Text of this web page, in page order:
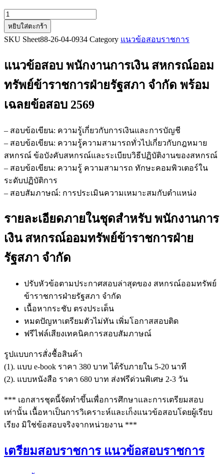
จำนวน
แนว
ข้อสอบ
การ
เงิน
สหกรณ์
ออม
ข้าราชการ
ฝ่าย
รัฐสภา
จำกัด
ชิ้น
หยิบใส่ตะกร้า
SKU Sheet88-26-04-0934 Category แนวข้อสอบราชการ
แนวข้อสอบ พนักงานการเงิน สหกรณ์ออม
ทรัพย์ข้าราชการฝ่ายรัฐสภา จำกัด พร้อม
เฉลยข้อสอบ 2569
– สอบข้อเขียน: ความรู้เกี่ยวกับการเงินและการบัญชี
– สอบข้อเขียน: ความรู้ความสามารถทั่วไปเกี่ยวกับกฎหมาย
สหกรณ์ ข้อบังคับสหกรณ์และระเบียบวิธีปฏิบัติงานของสหกรณ์
– สอบข้อเขียน: ความรู้ ความสามารถ ทักษะคอมพิวเตอร์ใน
ระดับปฏิบัติการ
– สอบสัมภาษณ์: การประเมินความเหมาะสมกับตำแหน่ง
รายละเอียดภายในชุดสำหรับ พนักงานการ
เงิน สหกรณ์ออมทรัพย์ข้าราชการฝ่าย
รัฐสภา จำกัด
ปรับหัวข้อตามประกาศสอบล่าสุดของ สหกรณ์ออมทรัพย์
ข้าราชการฝ่ายรัฐสภา จำกัด
เนื้อหากระชับ ตรงประเด็น
หมดปัญหาเตรียมตัวไม่ทัน เพิ่มโอกาสสอบติด
ฟรีไฟล์เสียงเทคนิคการสอบสัมภาษณ์
รูปแบบการสั่งชื้อสินค้า
(1). แบบ e-book ราคา 380 บาท ได้รับภายใน 5-20 นาที
(2). แบบหนังสือ ราคา 680 บาท ส่งฟรีด่วนพิเศษ 2-3 วัน
*** เอกสารชุดนี้จัดทำขึ้นเพื่อการศึกษาและการเตรียมสอบ
เท่านั้น เนื้อหาเป็นการวิเคราะห์และเก็งแนวข้อสอบโดยผู้เรียบ
เรียง มิใช่ข้อสอบจริงจากหน่วยงาน ***
เตรียมสอบราชการ แนวข้อสอบราชการ